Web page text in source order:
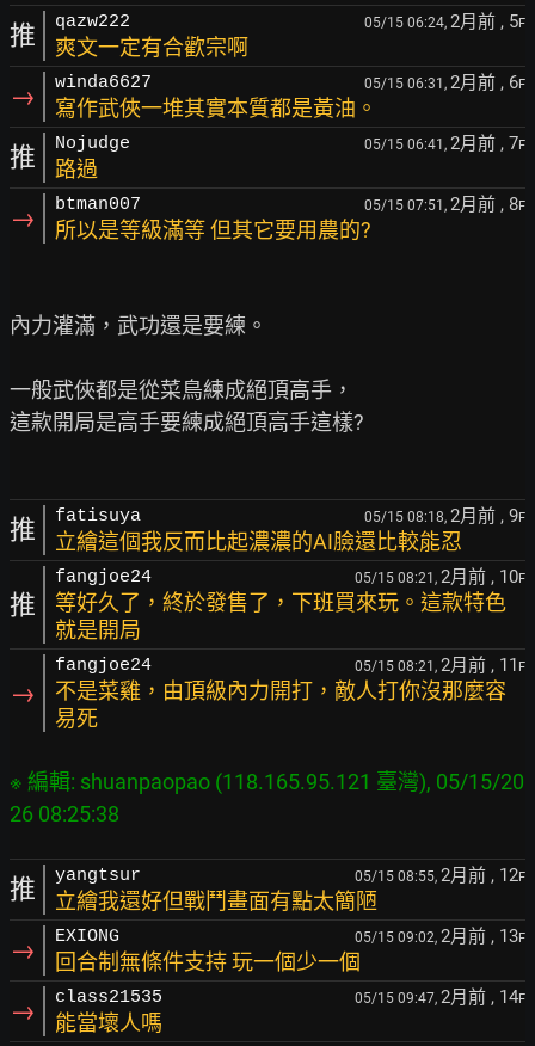
推 qazw222 05/15 06:24, 2月前 , 5F
爽文一定有合歡宗啊
→ winda6627 05/15 06:31, 2月前 , 6F
寫作武俠一堆其實本質都是黃油。
推 Nojudge 05/15 06:41, 2月前 , 7F
路過
→ btman007 05/15 07:51, 2月前 , 8F
所以是等級滿等 但其它要用農的?
內力灌滿，武功還是要練。
一般武俠都是從菜鳥練成絕頂高手，
這款開局是高手要練成絕頂高手這樣?
推 fatisuya 05/15 08:18, 2月前 , 9F
立繪這個我反而比起濃濃的AI臉還比較能忍
推
fangjoe24 05/15 08:21, 2月前 , 10F
等好久了，終於發售了，下班買來玩。這款特色
就是開局
→
fangjoe24 05/15 08:21, 2月前 , 11 F
不是菜雞，由頂級內力開打，敵人打你沒那麼容
易死
※ 編輯: shuanpaopao (118.165.95.121 臺灣), 05/15/20
推 yangtsur 05/15 08:55, 2月前 , 12F
立繪我還好但戰鬥畫面有點太簡陋
→ EXIONG 05/15 09:02, 2月前 , 13F
回合制無條件支持 玩一個少一個
→ class21535 05/15 09:47, 2月前 , 14F
能當壞人嗎